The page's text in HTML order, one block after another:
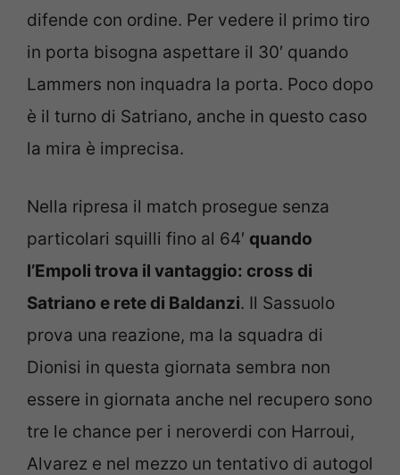
difende con ordine. Per vedere il primo tiro
in porta bisogna aspettare il 30′ quando
Lammers non inquadra la porta. Poco dopo
è il turno di Satriano, anche in questo caso
la mira è imprecisa.
Nella ripresa il match prosegue senza
particolari squilli fino al 64′ quando
l’Empoli trova il vantaggio: cross di
Satriano e rete di Baldanzi. Il Sassuolo
prova una reazione, ma la squadra di
Dionisi in questa giornata sembra non
essere in giornata anche nel recupero sono
tre le chance per i neroverdi con Harroui,
Alvarez e nel mezzo un tentativo di autogol